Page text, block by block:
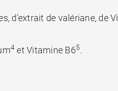
d'extrait de valériane, de
4 et Vitamine B65.